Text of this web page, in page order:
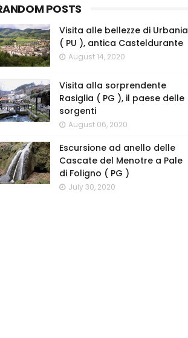
POSTS
Visita alle bellezze di Urbania
( PU ), antica Casteldurante
August 14, 2020
Visita alla sorprendente
Rasiglia ( PG ), il paese delle
sorgenti
August 06, 2020
Escursione ad anello delle
Cascate del Menotre a Pale
di Foligno ( PG )
July 30, 2020